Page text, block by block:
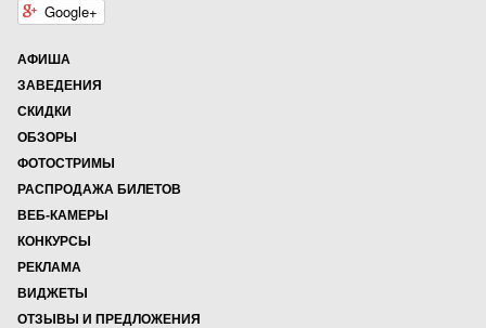
Google+
АФИША
ЗАВЕДЕНИЯ
СКИДКИ
ОБЗОРЫ
ФОТОСТРИМЫ
РАСПРОДАЖА БИЛЕТОВ
ВЕБ-КАМЕРЫ
КОНКУРСЫ
РЕКЛАМА
ВИДЖЕТЫ
ОТЗЫВЫ И ПРЕДЛОЖЕНИЯ